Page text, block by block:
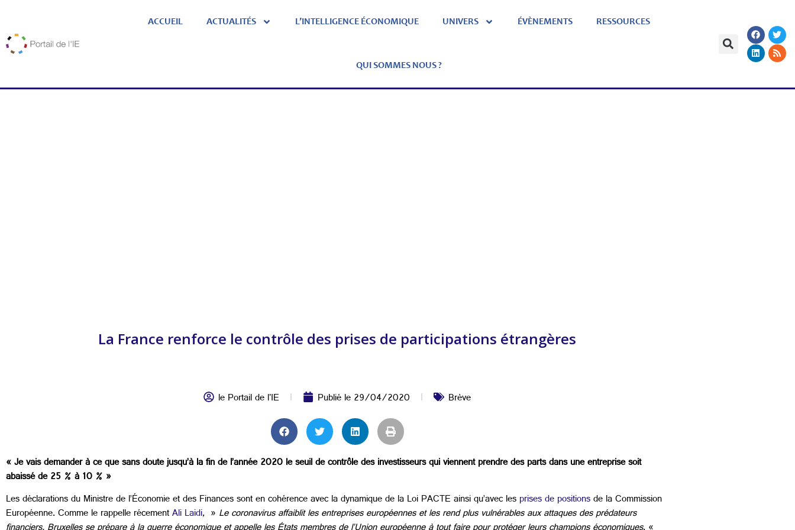
ACCUEIL ACTUALITÉS L’INTELLIGENCE ÉCONOMIQUE UNIVERS ÉVÈNEMENTS RESSOURCES
QUI SOMMES NOUS ?
La France renforce le contrôle des prises de participations étrangères
le Portail de l'IE Publié le29/04/2020 Brève
« Je vais demander à ce que sans doute jusqu’à la fin de l’année 2020 le seuil de contrôle des investisseurs qui viennent prendre des parts dans une entreprise soit
abaissé de 25 % à 10 % »
Les déclarations du Ministre de l’Économie et des Finances sont en cohérence avec la dynamique de la Loi PACTE ainsi qu’avec lesprises de positionsde la Commission
Européenne. Comme le rappelle récementAli Laidi, » Le coronavirus affaiblit les entreprises européennes et les rend plus vulnérables aux attaques des prédateurs